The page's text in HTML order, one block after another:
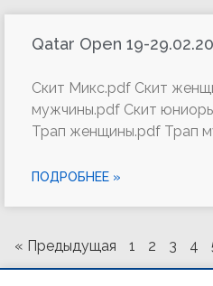
Qatar Open 19-
Скит Микс.pdf Скит
мужчины.pdf Скит
Трап женщины.pdf Трап
ПОДРОБНЕЕ »
« Предыдущая 1 2 3 4